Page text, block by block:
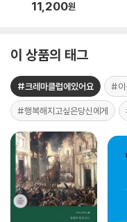
11,200원
이 상품의 태그
#크레마클럽에있어요 #이
#행복해지고싶은당신에게